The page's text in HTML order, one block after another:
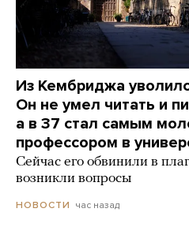
Из Кембриджа
Он не умел читать и
а в 37 стал самым
профессором в
Сейчас его обвинили в
возникли вопросы
НОВОСТИ час назад